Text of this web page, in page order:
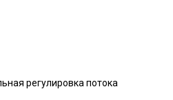
регулировка потока